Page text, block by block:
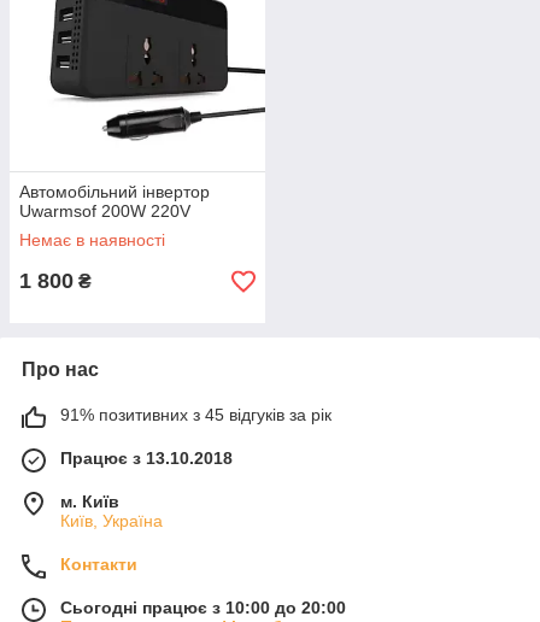
Автомобільний інвертор
Uwarmsof 200W 220V
Немає в наявності
1 800 ₴
Про нас
91% позитивних з 45 відгуків за рік
Працює з 13.10.2018
м. Київ
Київ, Україна
Контакти
Сьогодні працює з 10:00 до 20:00